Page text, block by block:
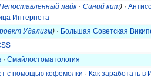
лайк · Синий кит) ·
Интернета
Удализм) · Большая Советская
· Смайлостоматология
с помощью кофемолки · Как заработать в